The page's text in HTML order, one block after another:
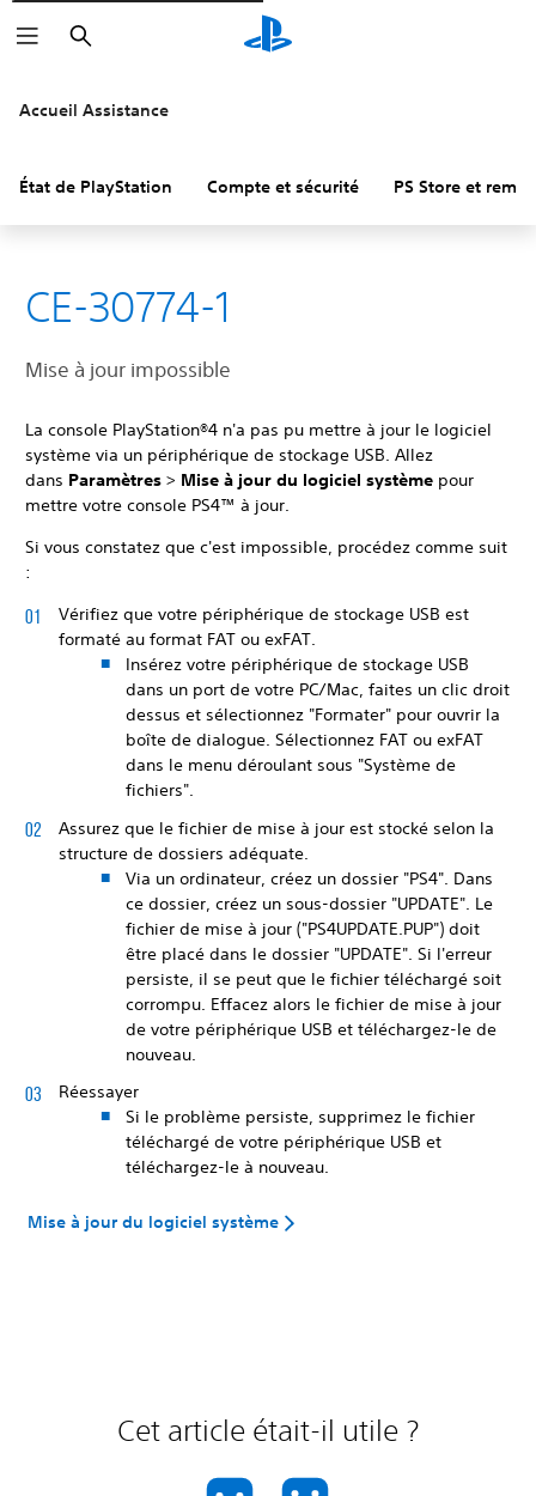
Rechercher
Accueil Assistance
État de PlayStation Compte et sécurité PS Store et
CE-30774-1
Mise à jour impossible
La console PlayStation®4 n'a pas pu mettre à jour le logiciel
système via un périphérique de stockage USB. Allez
dans Paramètres > Mise à jour du logiciel système pour
mettre votre console PS4™ à jour.
Si vous constatez que c'est impossible, procédez comme suit
:
Vérifiez que votre périphérique de stockage USB est
formaté au format FAT ou exFAT.
Insérez votre périphérique de stockage USB
dans un port de votre PC/Mac, faites un clic droit
dessus et sélectionnez "Formater" pour ouvrir la
boîte de dialogue. Sélectionnez FAT ou exFAT
dans le menu déroulant sous "Système de
fichiers".
Assurez que le fichier de mise à jour est stocké selon la
structure de dossiers adéquate.
Via un ordinateur, créez un dossier "PS4". Dans
ce dossier, créez un sous-dossier "UPDATE". Le
fichier de mise à jour ("PS4UPDATE.PUP") doit
être placé dans le dossier "UPDATE". Si l'erreur
persiste, il se peut que le fichier téléchargé soit
corrompu. Effacez alors le fichier de mise à jour
de votre périphérique USB et téléchargez-le de
nouveau.
Réessayer
Si le problème persiste, supprimez le fichier
téléchargé de votre périphérique USB et
téléchargez-le à nouveau.
Mise à jour du logiciel système
Cet article était-il utile ?